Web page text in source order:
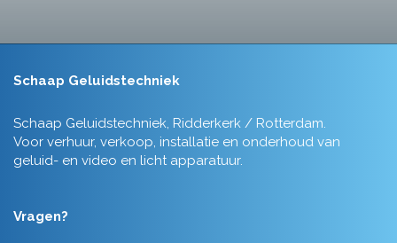
Schaap Geluidstechniek
Schaap Geluidstechniek, Ridderkerk / Rotterdam.
Voor verhuur, verkoop, installatie en onderhoud van
geluid- en video en licht apparatuur.
Vragen?